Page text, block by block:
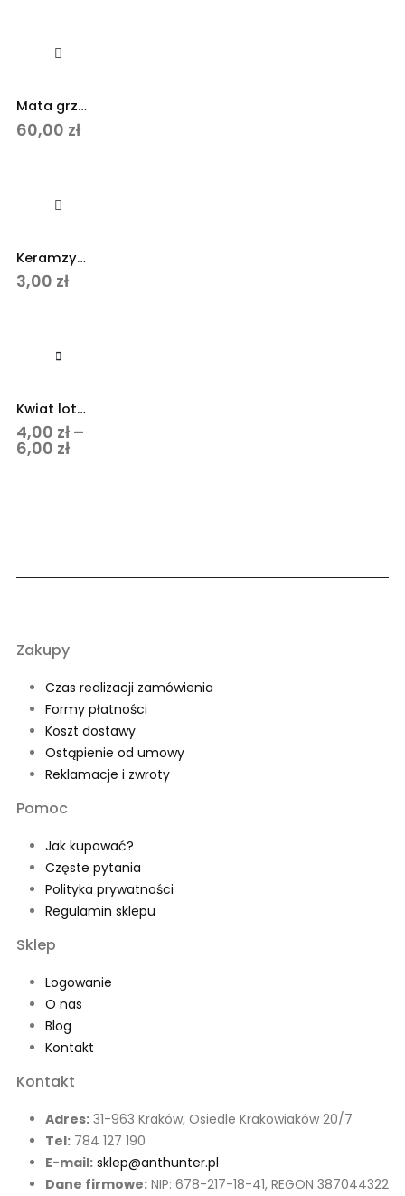
Mata grzewcza 8,5W 18×33 cm do formikarium
60,00 zł
Keramzyt do formikarium. Drenaż podłoża
3,00 zł
Kwiat lotosu suszony do formikarium
4,00 zł –
6,00 złZakres
Zakupy
Czas realizacji zamówienia
Formy płatności
Koszt dostawy
Ostąpienie od umowy
Reklamacje i zwroty
Pomoc
Jak kupować?
Częste pytania
Polityka prywatności
Regulamin sklepu
Sklep
Logowanie
O nas
Blog
Kontakt
Kontakt
Adres: 31-963 Kraków, Osiedle Krakowiaków 20/7
Tel: 784 127 190
E-mail: sklep@anthunter.pl
Dane firmowe: NIP: 678-217-18-41, REGON 387044322